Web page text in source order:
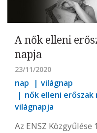
A nők elleni
napja
23/11/2020
nap
világnap
nők elleni
világnapja
Az ENSZ